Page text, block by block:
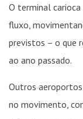
O terminal
fluxo,
previstos – o que
ao ano passado.
Outros
no movimento,